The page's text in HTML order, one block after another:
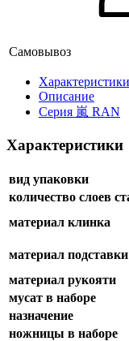
Самовывоз
Xарактеристики
Описание
Серия 嵐 RAN
Характеристики
вид упаковки
количество слоев
материал клинка
материал подставки
материал рукояти
мусат в наборе
назначение
ножницы в наборе